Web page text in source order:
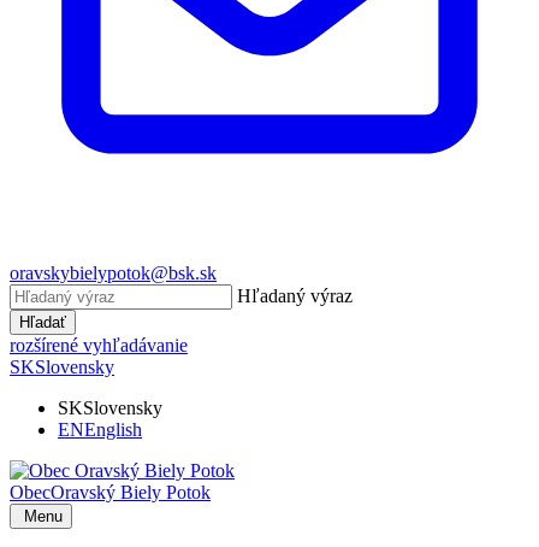
oravskybielypotok@bsk.sk
Hľadaný výraz
Hľadať
rozšírené vyhľadávanie
SKSlovensky
SKSlovensky
ENEnglish
ObecOravský Biely Potok
Menu